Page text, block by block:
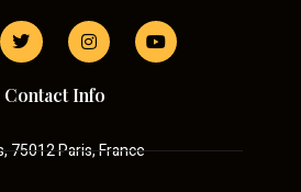
Contact Info
75012 Paris, France